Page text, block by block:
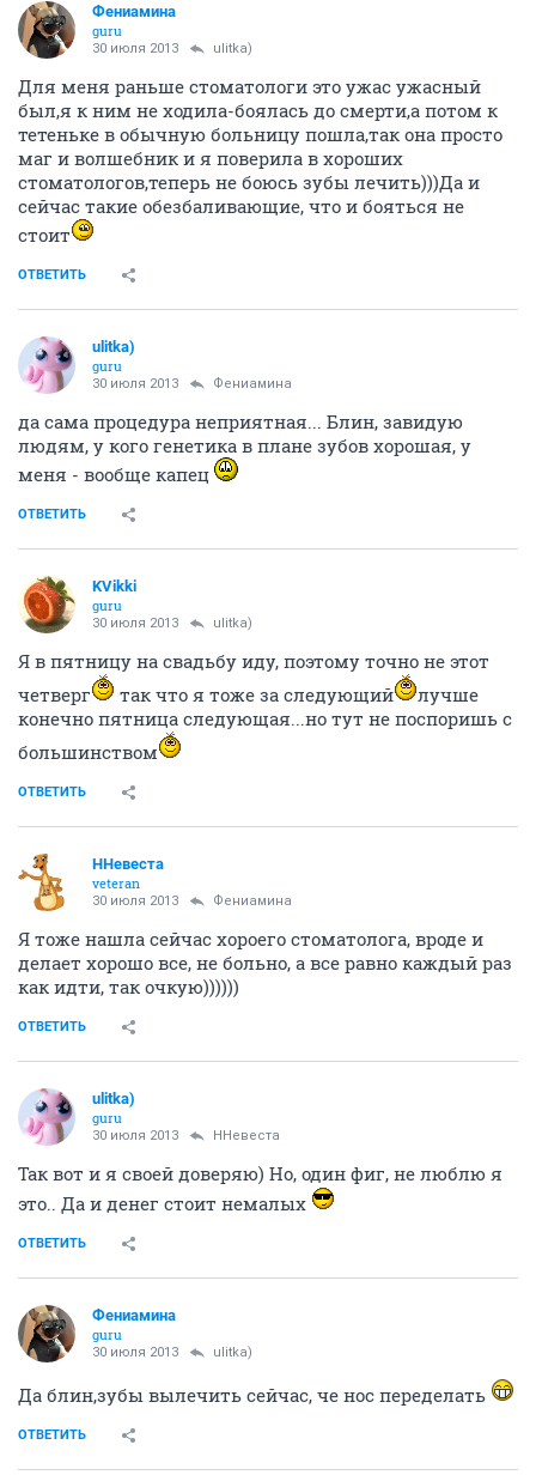
Фениамина
guru
30 июля 2013 ulitka)
Для меня раньше стоматологи это ужас ужасный
был,я к ним не ходила-боялась до смерти,а потом к
тетеньке в обычную больницу пошла,так она просто
маг и волшебник и я поверила в хороших
стоматологов,теперь не боюсь зубы лечить)))Да и
сейчас такие обезбаливающие, что и бояться не
стоит
ОТВЕТИТЬ
ulitka)
guru
30 июля 2013 Фениамина
да сама процедура неприятная... Блин, завидую
людям, у кого генетика в плане зубов хорошая, у
меня - вообще капец
ОТВЕТИТЬ
KVikki
guru
30 июля 2013 ulitka)
Я в пятницу на свадьбу иду, поэтому точно не этот
четверг
так что я тоже за следующий
лучше
конечно пятница следующая...но тут не поспоришь с
большинством
ОТВЕТИТЬ
ННевеста
veteran
30 июля 2013 Фениамина
Я тоже нашла сейчас хороего стоматолога, вроде и
делает хорошо все, не больно, а все равно каждый раз
как идти, так очкую))))))
ОТВЕТИТЬ
ulitka)
guru
30 июля 2013 ННевеста
Так вот и я своей доверяю) Но, один фиг, не люблю я
это.. Да и денег стоит немалых
ОТВЕТИТЬ
Фениамина
guru
30 июля 2013 ulitka)
Да блин,зубы вылечить сейчас, че нос переделать
ОТВЕТИТЬ